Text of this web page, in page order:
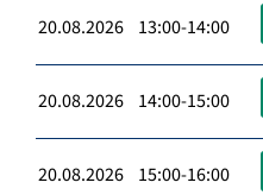
20.08.2026 13:00-14:00
20.08.2026 14:00-15:00
20.08.2026 15:00-16:00